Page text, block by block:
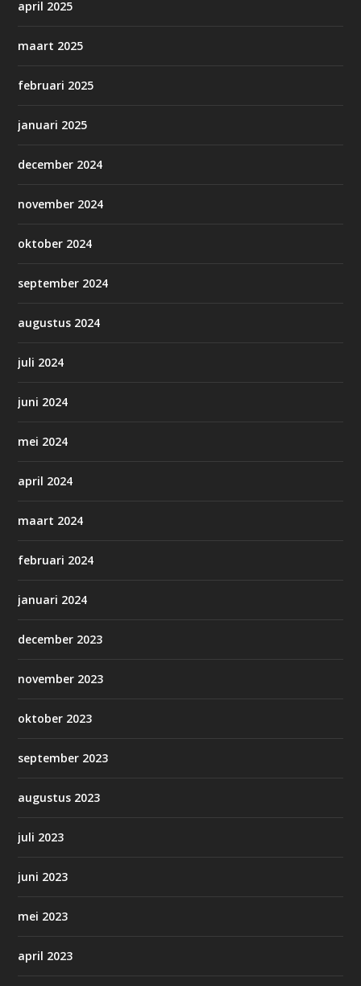
april 2025
maart 2025
februari 2025
januari 2025
december 2024
november 2024
oktober 2024
september 2024
augustus 2024
juli 2024
juni 2024
mei 2024
april 2024
maart 2024
februari 2024
januari 2024
december 2023
november 2023
oktober 2023
september 2023
augustus 2023
juli 2023
juni 2023
mei 2023
april 2023